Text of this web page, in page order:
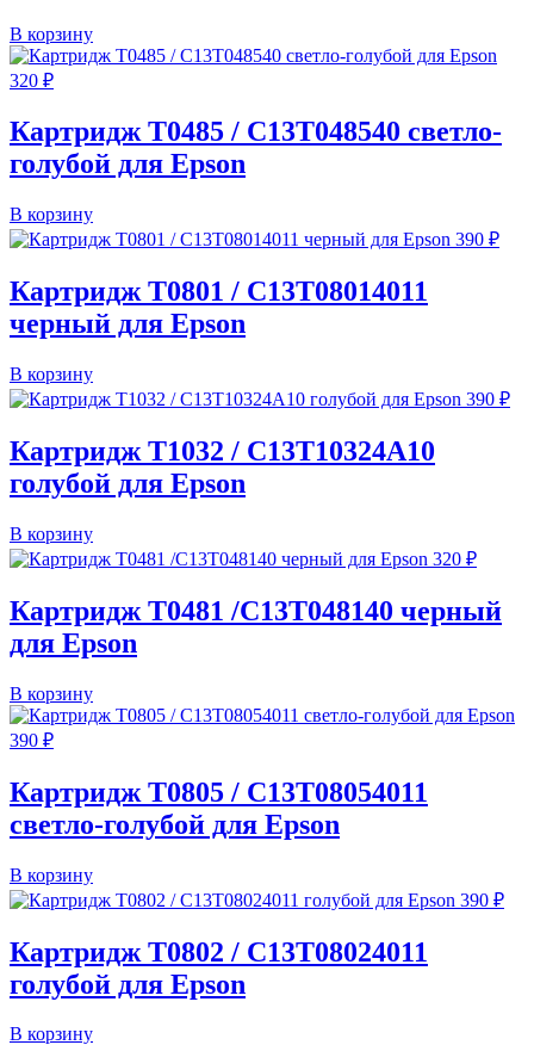
В корзину
320 ₽
Картридж T0485 / C13T048540 светло-
голубой для Epson
В корзину
390 ₽
Картридж T0801 / C13T08014011
черный для Epson
В корзину
390 ₽
Картридж T1032 / C13T10324A10
голубой для Epson
В корзину
320 ₽
Картридж T0481 /C13T048140 черный
для Epson
В корзину
390 ₽
Картридж T0805 / C13T08054011
светло-голубой для Epson
В корзину
390 ₽
Картридж T0802 / C13T08024011
голубой для Epson
В корзину